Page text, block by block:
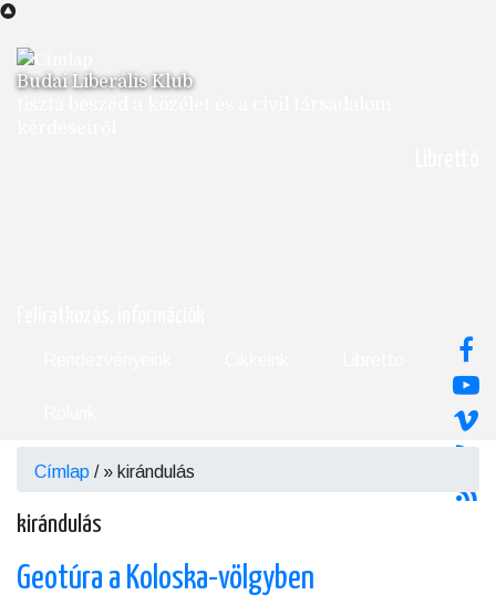
Ugrás
tartalomra
Budai Liberális Klub
Morzsa
Címlap / kirándulás
kirándulás
Geotúra a Koloska-völgyben